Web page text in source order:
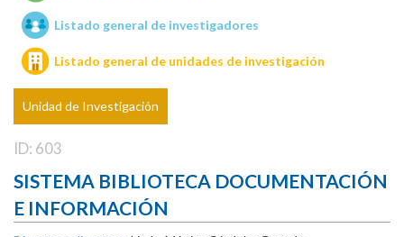
Unidades de investigación
Listado general de investigadores
Listado general de unidades de investigación
Unidad de Investigación
ID: 603
SISTEMA BIBLIOTECA DOCUMENTACIÓN
E INFORMACIÓN